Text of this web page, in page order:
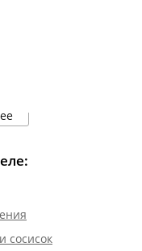
сосисок